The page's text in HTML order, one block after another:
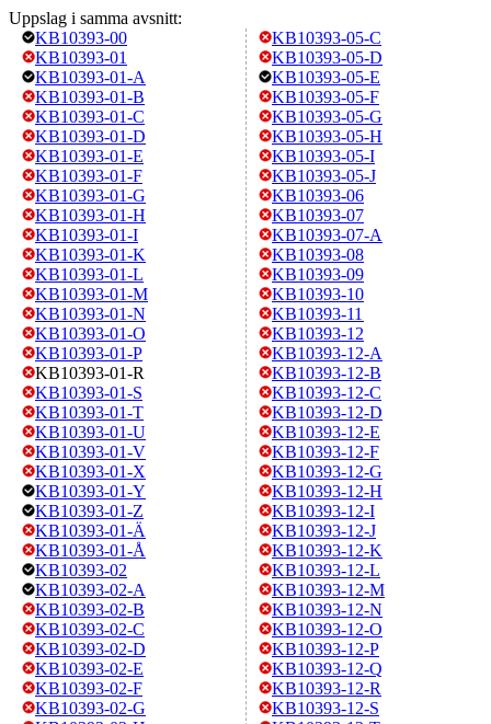
Uppslag i samma avsnitt:
KB10393-00
KB10393-01
KB10393-01-A
KB10393-01-B
KB10393-01-C
KB10393-01-D
KB10393-01-E
KB10393-01-F
KB10393-01-G
KB10393-01-H
KB10393-01-I
KB10393-01-K
KB10393-01-L
KB10393-01-M
KB10393-01-N
KB10393-01-O
KB10393-01-P
KB10393-01-R
KB10393-01-S
KB10393-01-T
KB10393-01-U
KB10393-01-V
KB10393-01-X
KB10393-01-Y
KB10393-01-Z
KB10393-01-Ä
KB10393-01-Å
KB10393-02
KB10393-02-A
KB10393-02-B
KB10393-02-C
KB10393-02-D
KB10393-02-E
KB10393-02-F
KB10393-02-G
KB10393-05-C
KB10393-05-D
KB10393-05-E
KB10393-05-F
KB10393-05-G
KB10393-05-H
KB10393-05-I
KB10393-05-J
KB10393-06
KB10393-07
KB10393-07-A
KB10393-08
KB10393-09
KB10393-10
KB10393-11
KB10393-12
KB10393-12-A
KB10393-12-B
KB10393-12-C
KB10393-12-D
KB10393-12-E
KB10393-12-F
KB10393-12-G
KB10393-12-H
KB10393-12-I
KB10393-12-J
KB10393-12-K
KB10393-12-L
KB10393-12-M
KB10393-12-N
KB10393-12-O
KB10393-12-P
KB10393-12-Q
KB10393-12-R
KB10393-12-S